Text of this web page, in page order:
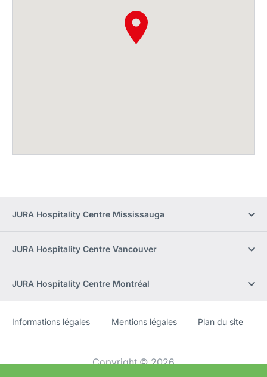
JURA Hospitality Centre Mississauga
JURA Hospitality Centre Vancouver
JURA Hospitality Centre Montréal
Site
[Website
Informations légales Mentions légales Plan du site
Copyright © 2026